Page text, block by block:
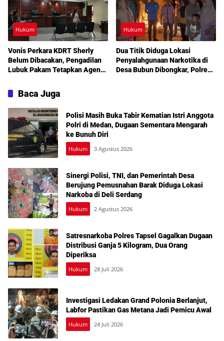
Hukum
Vonis Perkara KDRT Sherly
Belum Dibacakan, Pengadilan
Lubuk Pakam Tetapkan Agenda
Hukum
Dua Titik Diduga Lokasi
Penyalahgunaan Narkotika di
Desa Bubun Dibongkar, Polres
Baca Juga
Polisi Masih Buka Tabir Kematian Istri Anggota
Polri di Medan, Dugaan Sementara Mengarah
ke Bunuh Diri
Hukum 3 Agustus 2026
Sinergi Polisi, TNI, dan Pemerintah Desa
Berujung Pemusnahan Barak Diduga Lokasi
Narkoba di Deli Serdang
Hukum 2 Agustus 2026
Satresnarkoba Polres Tapsel Gagalkan Dugaan
Distribusi Ganja 5 Kilogram, Dua Orang
Diperiksa
Hukum 28 Juli 2026
Investigasi Ledakan Grand Polonia Berlanjut,
Labfor Pastikan Gas Metana Jadi Pemicu Awal
Hukum 24 Juli 2026